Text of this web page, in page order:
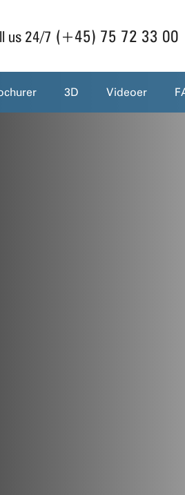
us 24/7 (+45) 75 72 33 00
3D Videoer